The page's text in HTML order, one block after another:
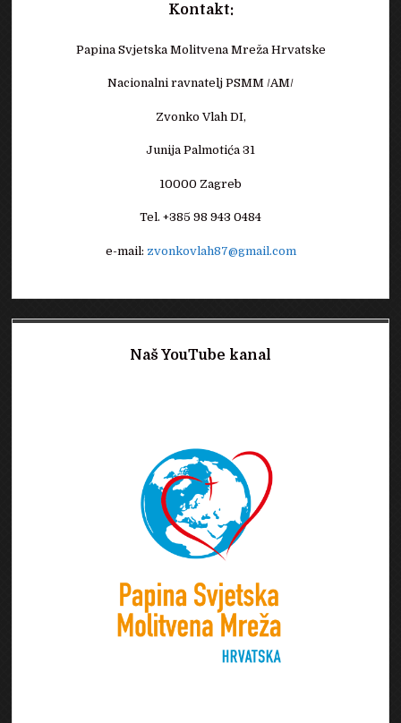
Kontakt:
Papina Svjetska Molitvena Mreža Hrvatske
Nacionalni ravnatelj PSMM /AM/
Zvonko Vlah DI,
Junija Palmotića 31
10000 Zagreb
Tel. +385 98 943 0484
e-mail: zvonkovlah87@gmail.com
Naš YouTube kanal